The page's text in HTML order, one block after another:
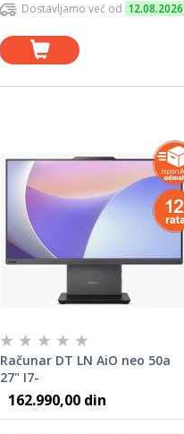
Dostavljamo već od 12.08.2026
Računar DT LN AiO neo 50a
27" I7-
13620H/16G/512G/DOS/YU/3Y,
12SA000BYA
162.990,00 din